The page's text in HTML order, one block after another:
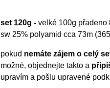
set 120g - velké 100g přadeno
sw 25% polyamid cca 73m
pokud nemáte zájem o celý
možné, objednejte takto a
upravím a pošlu upravené